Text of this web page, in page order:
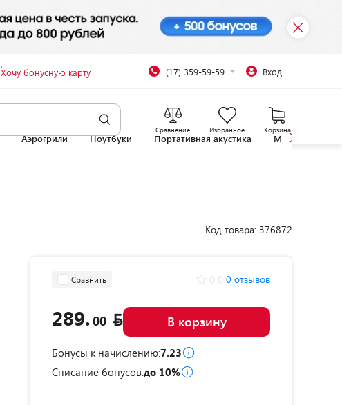
Хочу бонусную карту (17) 359-59-59 Вход
Сравнение Избранное Корзина
Аэрогрили Ноутбуки Портативная акустика
Код товара: 376872
Сравнить 0 отзывов
289.00 В корзину
Бонусы к начислению:7.23
Списание бонусов:до 10%